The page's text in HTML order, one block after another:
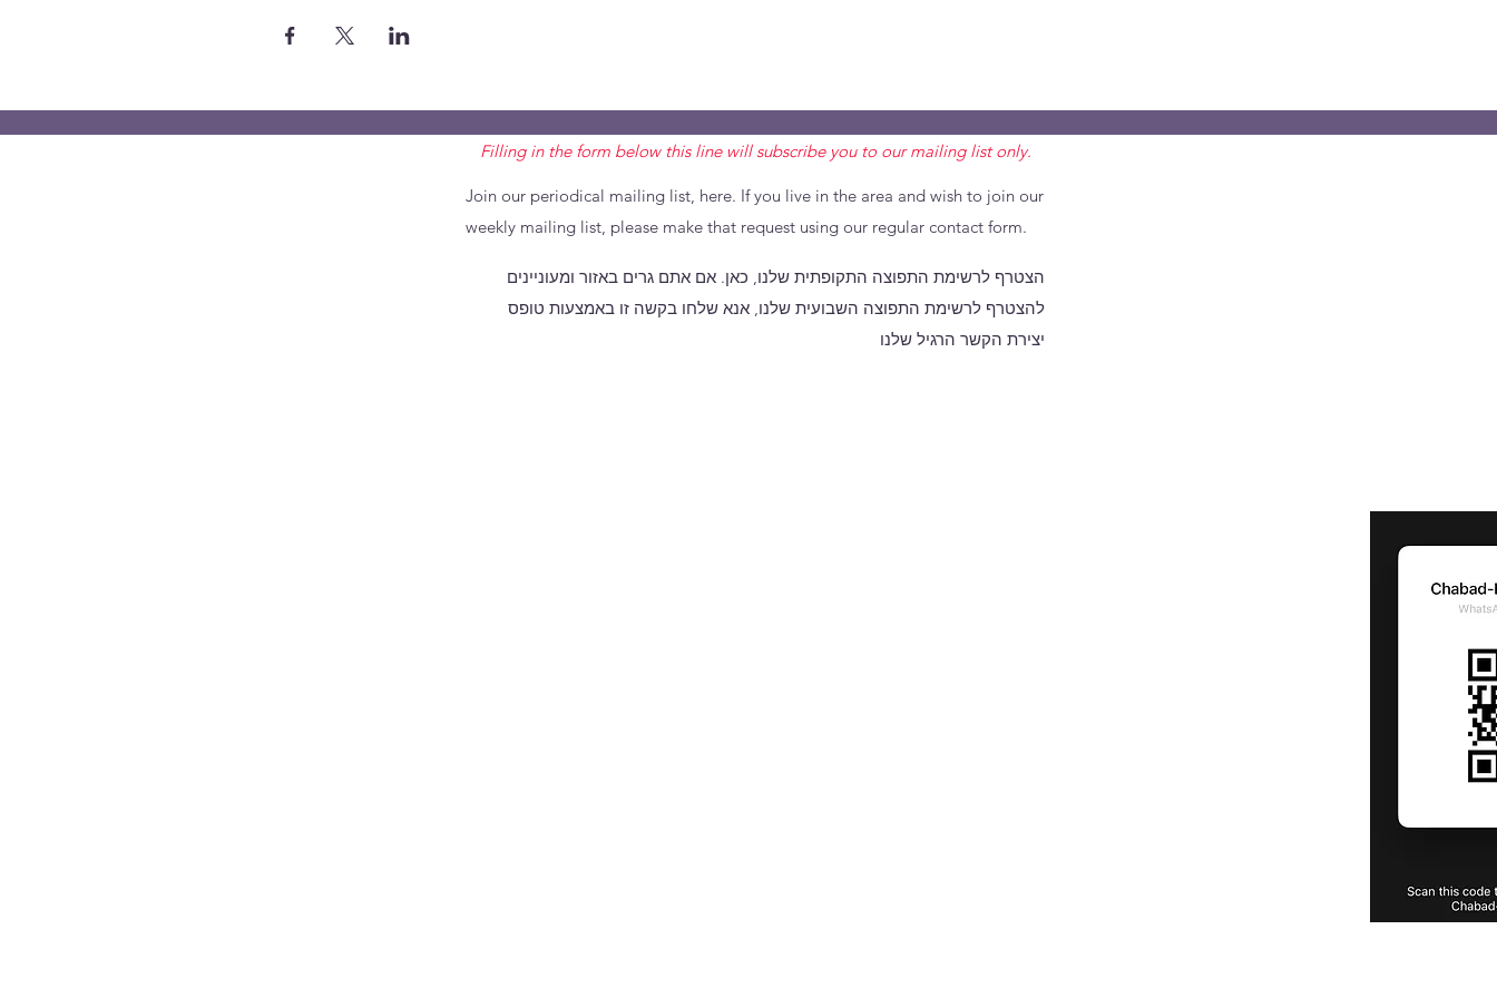
Filling in the form below this line will subscribe you to our mailing list only.
Join our periodical mailing list, here. If you live in the area and wish to join our
weekly mailing list, please make that request using our regular contact form.
הצטרף לרשימת התפוצה התקופתית שלנו, כאן. אם אתם גרים באזור ומעוניינים
להצטרף לרשימת התפוצה השבועית שלנו, אנא שלחו בקשה זו באמצעות טופס
יצירת הקשר הרגיל שלנו